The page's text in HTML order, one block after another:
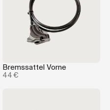
Bremssattel Vorne
44 €